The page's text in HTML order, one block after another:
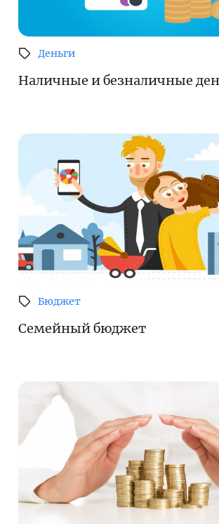
Деньги
Наличные и безналичные
Бюджет
Семейный бюджет